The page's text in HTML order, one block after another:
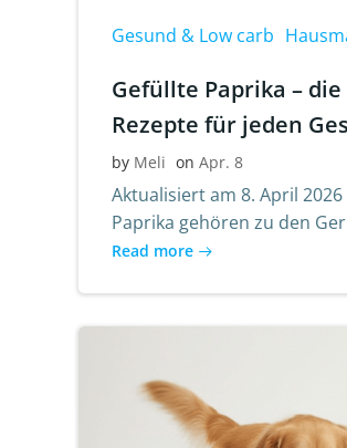
Gesund & Low carb
Gefüllte Paprika –
Rezepte für jeden
by Meli on Apr. 8
Aktualisiert am 8. April
Paprika gehören zu den
Read more